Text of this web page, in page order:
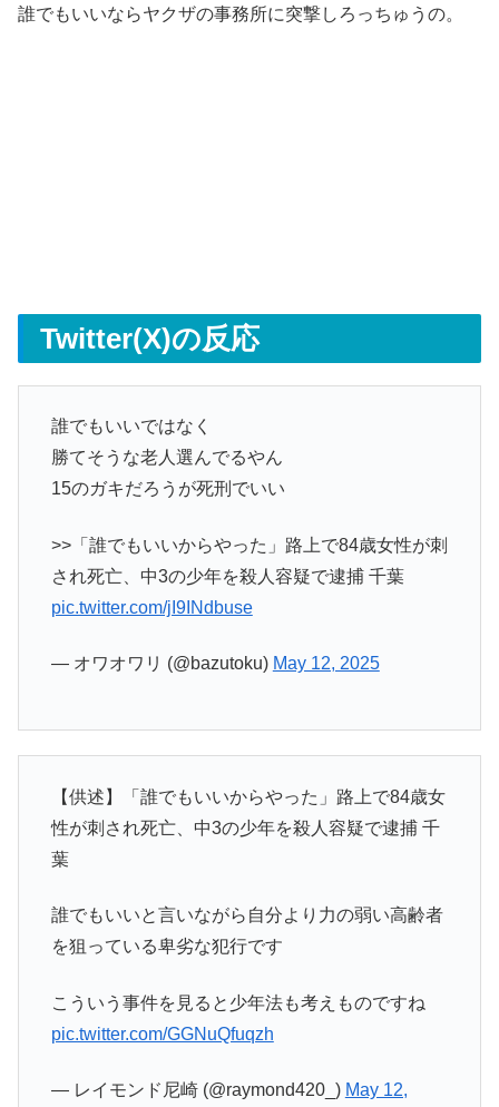
誰でもいいならヤクザの事務所に突撃しろっちゅうの。
Twitter(X)の反応
誰でもいいではなく
勝てそうな老人選んでるやん
15のガキだろうが死刑でいい
>>「誰でもいいからやった」路上で84歳女性が刺
され死亡、中3の少年を殺人容疑で逮捕 千葉
pic.twitter.com/jI9INdbuse
— オワオワリ (@bazutoku) May 12, 2025
【供述】「誰でもいいからやった」路上で84歳女
性が刺され死亡、中3の少年を殺人容疑で逮捕 千
葉
誰でもいいと言いながら自分より力の弱い高齢者
を狙っている卑劣な犯行です
こういう事件を見ると少年法も考えものですね
pic.twitter.com/GGNuQfuqzh
— レイモンド尼崎 (@raymond420_) May 12,